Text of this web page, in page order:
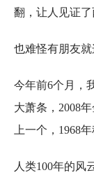
翻，让人见证
也难怪有朋友就
今年前6个月，
大萧条，2008
上一个，1968
人类100年的风